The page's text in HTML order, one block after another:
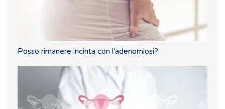
Posso rimanere incinta con l'adenomiosi?